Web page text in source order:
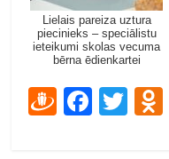
Lielais pareiza uztura
piecinieks – speciālistu
ieteikumi skolas vecuma
bērna ēdienkartei
D F T